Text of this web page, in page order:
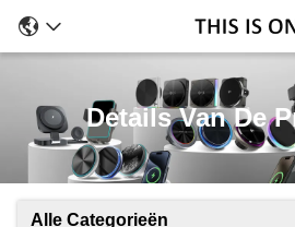
Details Van De
Alle Categorieën